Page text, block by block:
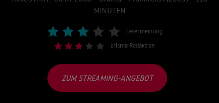
MINUTEN
Lesermeinung
prisma-Redaktion
ZUM STREAMING-ANGEBOT